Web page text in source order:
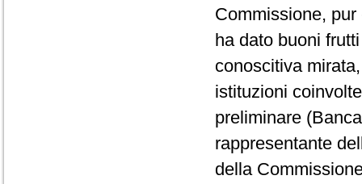
Commissione,
ha dato buoni
conoscitiva
istituzioni
preliminare
rappresentante
della